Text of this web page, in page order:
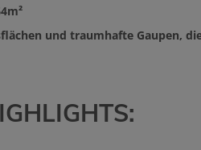
und traumhafte Gaupen,